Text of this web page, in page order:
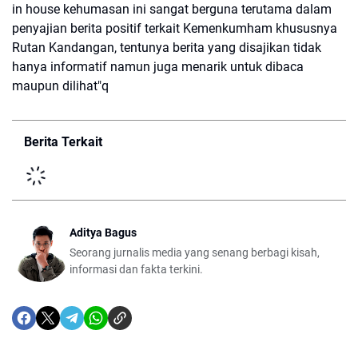
in house kehumasan ini sangat berguna terutama dalam
penyajian berita positif terkait Kemenkumham khususnya
Rutan Kandangan, tentunya berita yang disajikan tidak
hanya informatif namun juga menarik untuk dibaca
maupun dilihat"q
Berita Terkait
Aditya Bagus
Seorang jurnalis media yang senang berbagi kisah,
informasi dan fakta terkini.